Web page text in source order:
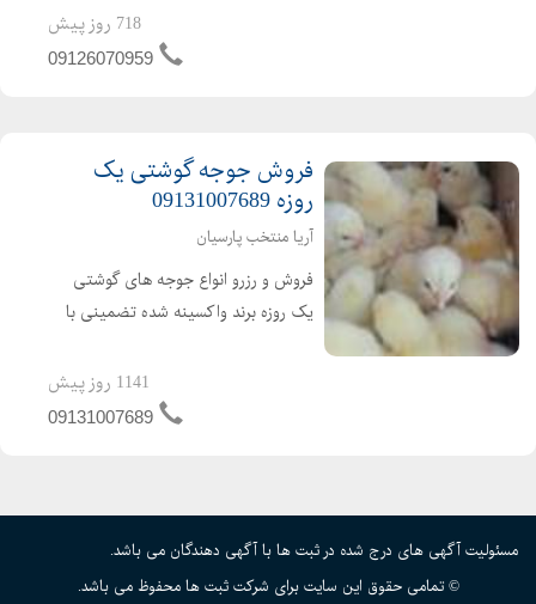
کننده ی جوجه اردک از یک روزه تا بالغ
فروش اردک گوشتی عمده ای و خرده ای
718 روز پیش
09126070959
فروش جوجه گوشتی یک
روزه 09131007689
آریا منتخب پارسیان
فروش و رزرو انواع جوجه های گوشتی
یک روزه برند واکسینه شده تضمینی با
مجوز ابطال مجوز ارین راس پلاس کاب
1141 روز پیش
09131007689
مسئولیت آگهی های درج شده در ثبت ها با آگهی دهندگان می باشد.
© تمامی حقوق این سایت برای شرکت ثبت ها محفوظ می باشد.